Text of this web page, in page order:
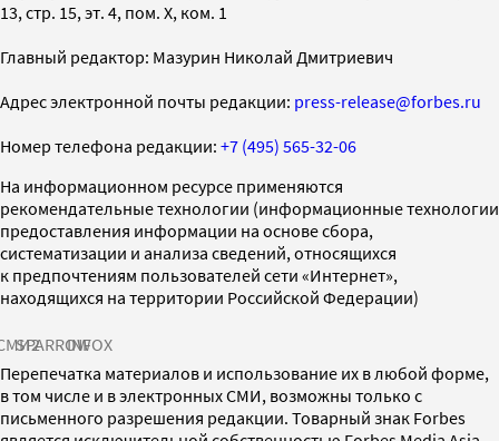
13, стр. 15, эт. 4, пом. X, ком. 1
Главный редактор: Мазурин Николай Дмитриевич
Адрес электронной почты редакции: press-release@forbes.ru
Номер телефона редакции: +7 (495) 565-32-06
На информационном ресурсе применяются
рекомендательные технологии (информационные технологии
предоставления информации на основе сбора,
систематизации и анализа сведений, относящихся
к предпочтениям пользователей сети «Интернет»,
находящихся на территории Российской Федерации)
SPARROWINFOX
Перепечатка материалов и использование их в любой форме,
в том числе и в электронных СМИ, возможны только с
письменного разрешения редакции. Товарный знак Forbes